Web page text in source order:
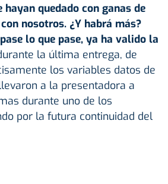
hayan quedado con ganas de
nosotros. ¿Y habrá más?
lo que pase, ya ha valido la
la última entrega, de
los variables datos de
a la presentadora a
durante uno de los
por la futura continuidad del